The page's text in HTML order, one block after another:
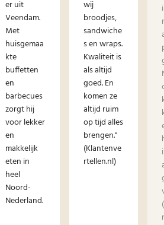
er uit
Veendam.
Met
huisgemaa
kte
buffetten
en
barbecues
zorgt hij
voor lekker
en
makkelijk
eten in
heel
Noord-
Nederland.
wij
broodjes,
sandwiche
s en wraps.
Kwaliteit is
als altijd
goed. En
komen ze
altijd ruim
op tijd alles
brengen."
(Klantenve
rtellen.nl)